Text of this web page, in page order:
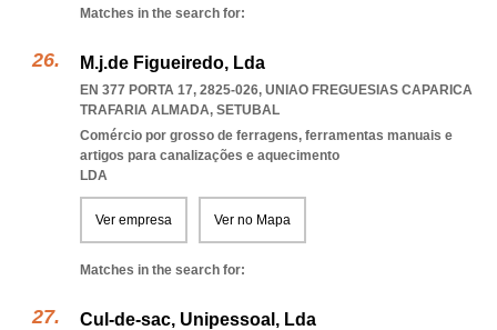
Matches in the search for:
M.j.de Figueiredo, Lda
EN 377 PORTA 17, 2825-026, UNIAO FREGUESIAS CAPARICA
TRAFARIA ALMADA, SETUBAL
Comércio por grosso de ferragens, ferramentas manuais e
artigos para canalizações e aquecimento
LDA
Ver empresa Ver no Mapa
Matches in the search for:
Cul-de-sac, Unipessoal, Lda